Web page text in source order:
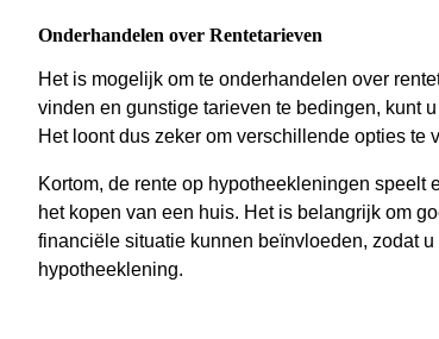
Onderhandelen over Rentetarieven
Het is mogelijk om te onderhandelen over
vinden en gunstige tarieven te bedingen, kunt
Het loont dus zeker om verschillende opties
Kortom, de rente op hypotheekleningen
het kopen van een huis. Het is belangrijk om
financiële situatie kunnen beïnvloeden, zodat
hypotheeklening.